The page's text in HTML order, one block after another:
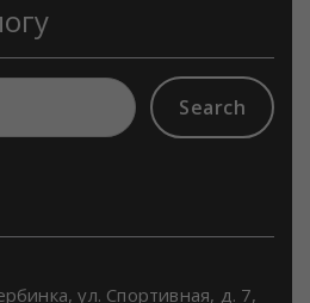
Search
ул. Спортивная, д. 7,